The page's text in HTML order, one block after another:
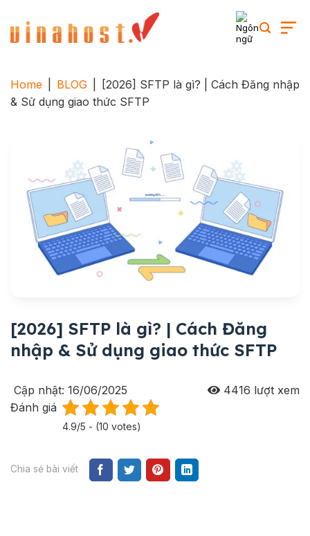
content
Home BLOG
[2026] SFTP là gì? | Cách Đăng nhập
& Sử dụng giao thức SFTP
[2026] SFTP là gì? | Cách Đăng
nhập & Sử dụng giao thức SFTP
Cập nhật: 16/06/2025 4416 lượt xem
Đánh giá
4.9/5 - (10 votes)
Chia sẻ bài viết